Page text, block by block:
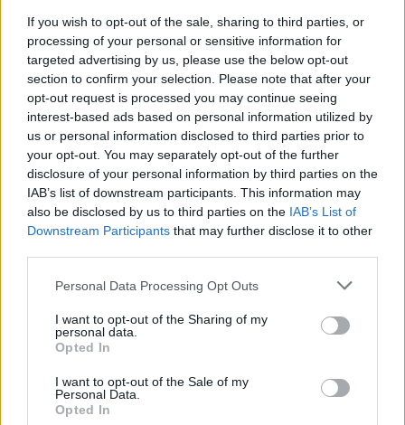
If you wish to opt-out of the sale, sharing to third parties, or
processing of your personal or sensitive information for
targeted advertising by us, please use the below opt-out
section to confirm your selection. Please note that after your
opt-out request is processed you may continue seeing
interest-based ads based on personal information utilized by
us or personal information disclosed to third parties prior to
your opt-out. You may separately opt-out of the further
disclosure of your personal information by third parties on the
IAB’s list of downstream participants. This information may
also be disclosed by us to third parties on the IAB’s List of
Downstream Participants that may further disclose it to other
Personal Data Processing Opt Outs
I want to opt-out of the Sharing of my
personal data.
Opted In
I want to opt-out of the Sale of my
Personal Data.
Opted In
problemi devono essere messi nelle condizioni di far valere i propri
diritti in maniera semplice, non con un iter che sembra rivolto ad
addetti ai lavori. Prendiamo atto dell’ennesimo impegno di Dazn e
continueremo a vigilare sulla situazione per tutelare i consumatori”.
Entro febbraio#DAZNrimborserà automaticamente
gli spettatori di#LazioEmpoli
https://t.co/h8MIJ2QR4U
— CalcioToscano (@calciotoscano)January 11, 2023
Il rimborso di un quarto di abbonamento per gli utenti danneggiati
dai disservizi durante le partite Inter-Napoli e